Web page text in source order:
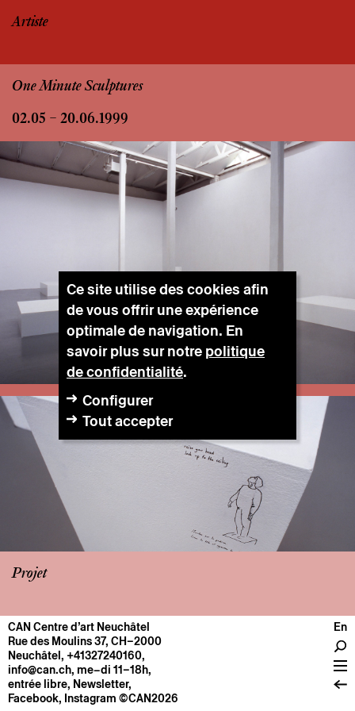
Artiste
One Minute Sculptures
02.05 – 20.06.1999
Projet
CENTRE
Infos pratiques
Fonctionnement
À propos
CAN Centre d’art Neuchâtel
Rue des Moulins 37, CH–2000
Neuchâtel, +41327240160,
info@can.ch, me–di 11–18h,
entrée libre, Newsletter,
Facebook, Instagram ©CAN2026
En
Ce site utilise des cookies afin
de vous offrir une expérience
optimale de navigation. En
savoir plus sur notre politique
de confidentialité.
Configurer
Tout accepter